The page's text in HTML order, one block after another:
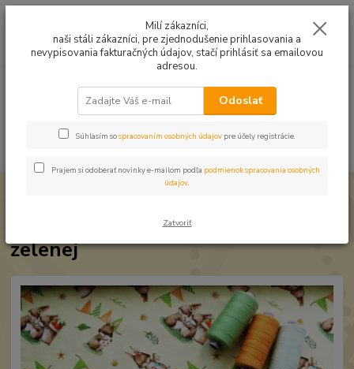
0949224331
9:00 -14:30
za0,00 EUR
Bavlna Veľkonočná zajačiky na zelenej
Bavlna Veľkonočná zajačiky na
zelenej
Milí zákazníci,
naši stáli zákazníci, pre zjednodušenie prihlasovania a
nevypisovania fakturačných údajov, stačí prihlásiť sa emailovou
adresou.
Odoslať
Súhlasím sospracovaním osobných údajov pre účely registrácie.
Prajem si odoberať novinky e-mailom podľa podmienok spracovania osobných
údajov.
Zatvoriť